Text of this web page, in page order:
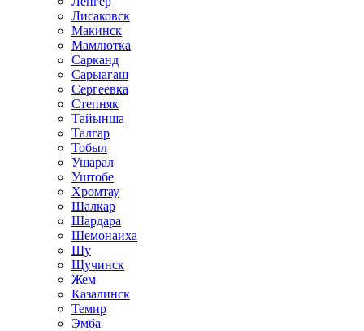
Лисаковск
Макинск
Мамлютка
Сарканд
Сарыагаш
Сергеевка
Степняк
Тайынша
Талгар
Тобыл
Ушарал
Уштобе
Хромтау
Шалкар
Шардара
Шемонаиха
Шу
Щучинск
Жем
Казалинск
Темир
Эмба